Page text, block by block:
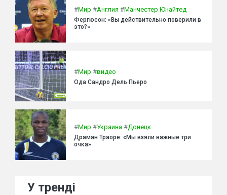
#Мир #Англия #Манчестер Юнайтед
Фергюсон: «Вы действительно поверили в
это?»
#Мир #видео
Ода Сандро Дель Пьеро
#Мир #Украина #Донецк
Драман Траоре: «Мы взяли важные три
очка»
У тренді